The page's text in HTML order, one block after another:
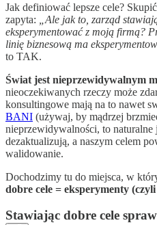
Jak definiować lepsze cele?
zapyta:
„Ale jak to, zarząd
eksperymentować z moją firmą?
linię biznesową ma
to TAK.
Świat jest nieprzewidywalnym
nieoczekiwanych rzeczy może
konsultingowe mają na to nawet
BANI (używaj, by mądrzej
nieprzewidywalności, to naturalne
dezaktualizują, a naszym celem
walidowanie.
Dochodzimy tu do miejsca, w
dobre cele = eksperymenty
Stawiając dobre cele